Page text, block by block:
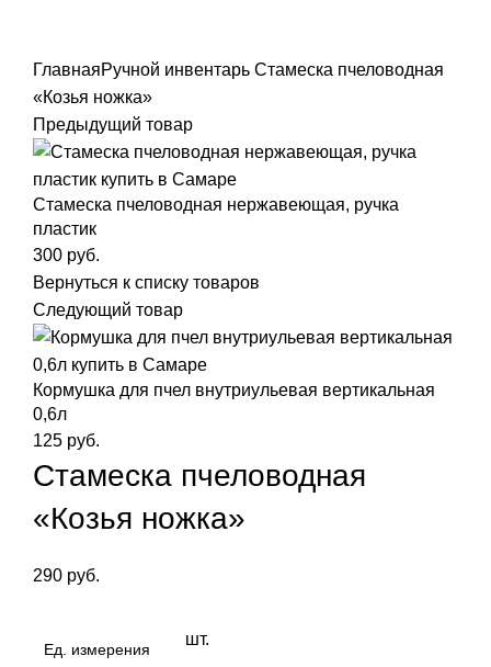
ГлавнаяРучной инвентарь Стамеска пчеловодная
«Козья ножка»
Предыдущий товар
Стамеска пчеловодная нержавеющая, ручка
пластик
300 руб.
Вернуться к списку товаров
Следующий товар
Кормушка для пчел внутриульевая вертикальная
0,6л
125 руб.
Стамеска пчеловодная
«Козья ножка»
290 руб.
Ед. измерения
шт.